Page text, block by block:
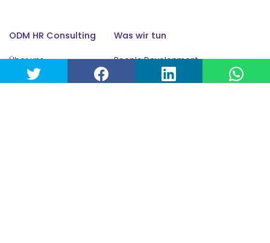
ODM HR Consulting
Über uns
Was wir tun
People Development
Organizational Development